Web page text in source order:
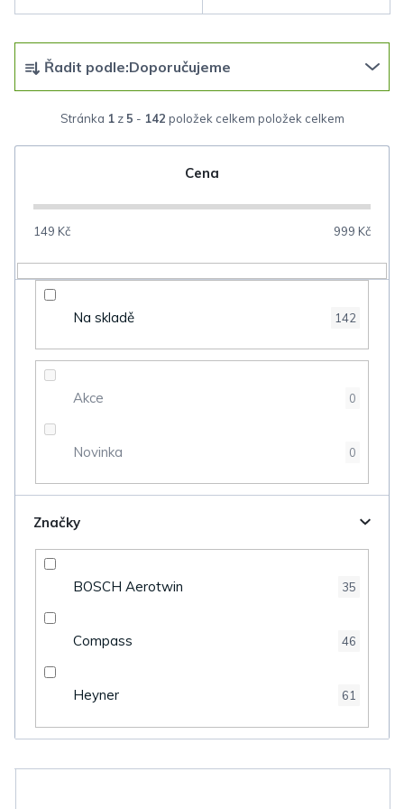
Stránka 1z 5 - 142 položek celkem
a
e
o
Řadit podle:Doporučujeme
Cena
149 Kč 999 Kč
Na skladě 142
Akce 0
Novinka 0
Značky
BOSCH Aerotwin 35
Compass 46
Heyner 61